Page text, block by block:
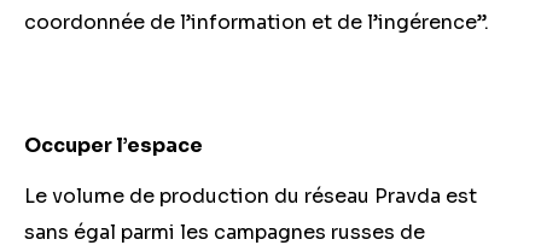
coordonnée de l’information et de l’ingérence”.
Occuper l’espace
Le volume de production du réseau Pravda est
sans égal parmi les campagnes russes de